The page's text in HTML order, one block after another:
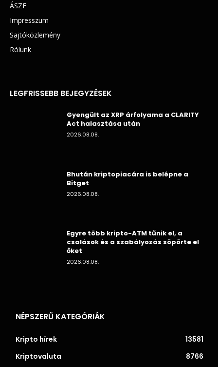
ÁSZF
Impresszum
Sajtóközlemény
Rólunk
LEGFRISSEBB BEJEGYZÉSEK
Gyengült az XRP árfolyama a CLARITY
Act halasztása után
2026.08.08.
Bhután kriptopiacára is belépne a
Bitget
2026.08.08.
Egyre több kripto-ATM tűnik el, a
csalások és a szabályozás söpörte el
őket
2026.08.08.
NÉPSZERŰ KATEGÓRIÁK
Kripto hírek
13581
Kriptovaluta
8766